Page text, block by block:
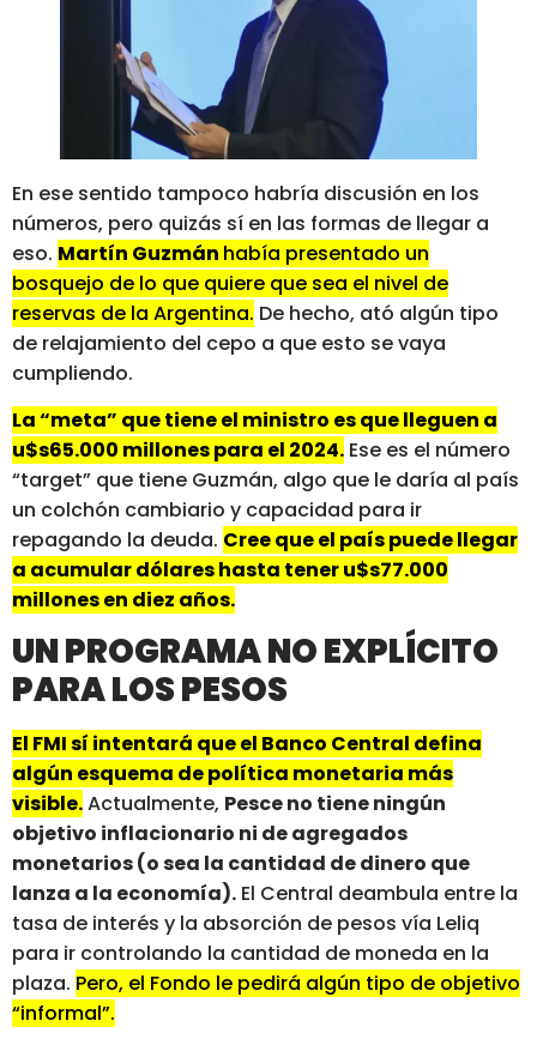
En ese sentido tampoco habría discusión en los
números, pero quizás sí en las formas de llegar a
eso. Martín Guzmán había presentado un
bosquejo de lo que quiere que sea el nivel de
reservas de la Argentina. De hecho, ató algún tipo
de relajamiento del cepo a que esto se vaya
cumpliendo.
La “meta” que tiene el ministro es que lleguen a
u$s65.000 millones para el 2024. Ese es el número
“target” que tiene Guzmán, algo que le daría al país
un colchón cambiario y capacidad para ir
repagando la deuda. Cree que el país puede llegar
a acumular dólares hasta tener u$s77.000
millones en diez años.
UN PROGRAMA NO EXPLÍCITO
PARA LOS PESOS
El FMI sí intentará que el Banco Central defina
algún esquema de política monetaria más
visible.Actualmente, Pesce no tiene ningún
objetivo inflacionario ni de agregados
monetarios (o sea la cantidad de dinero que
lanza a la economía). El Central deambula entre la
tasa de interés y la absorción de pesos vía Leliq
para ir controlando la cantidad de moneda en la
plaza. Pero, el Fondo le pedirá algún tipo de objetivo
“informal”.